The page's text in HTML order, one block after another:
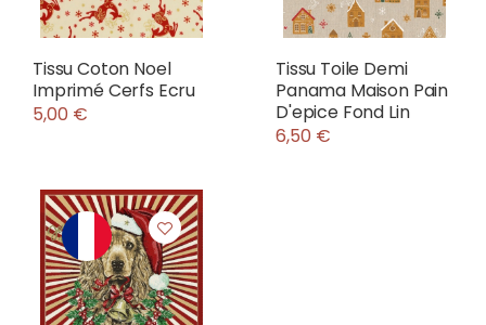
Tissu Coton Noel
Imprimé Cerfs Ecru
5,00 €
Tissu Toile Demi
Panama Maison Pain
D'epice Fond Lin
6,50 €